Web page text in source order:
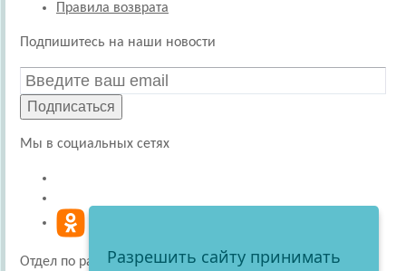
Правила возврата
Подпишитесь на наши новости
Подписаться
Мы в социальных сетях
Отдел по работе с покупателями
Разрешить сайту принимать